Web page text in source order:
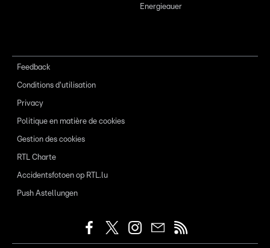
Energieauer
Feedback
Conditions d'utilisation
Privacy
Politique en matière de cookies
Gestion des cookies
RTL Charte
Accidentsfotoen op RTL.lu
Push Astellungen